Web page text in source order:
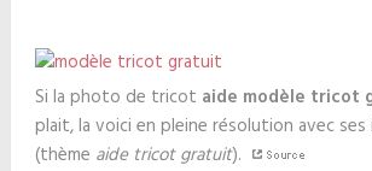
Si la photo de tricot aide modèle tricot
plait, la voici en pleine résolution avec
(thème aide tricot gratuit).